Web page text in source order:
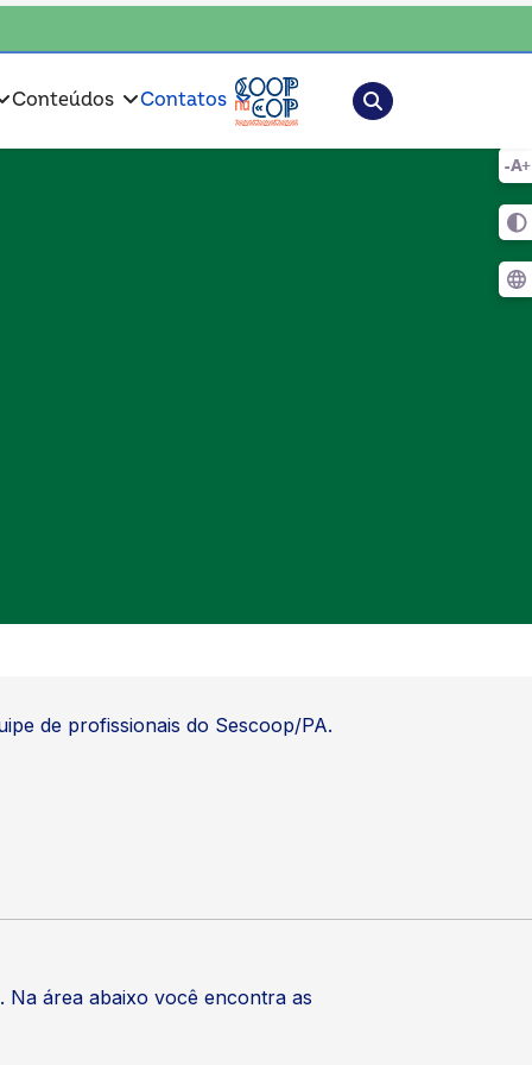
Conteúdos Contatos Pesquisar
de profissionais do Sescoop/PA.
área abaixo você encontra as